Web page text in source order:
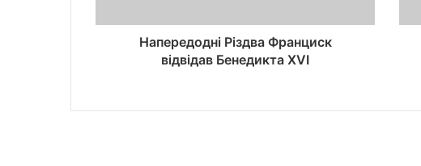
Напередодні Різдва Франциск
відвідав Бенедикта XVI